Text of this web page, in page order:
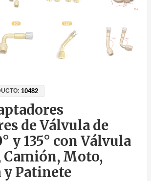
10482
de Válvula de
y 135° con Válvula
Camión, Moto,
Patinete